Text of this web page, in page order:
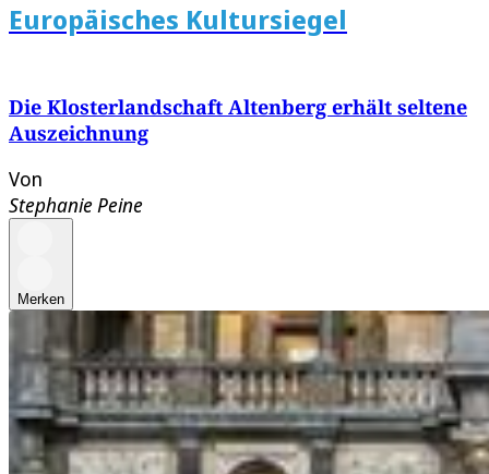
Europäisches Kultursiegel
Die Klosterlandschaft Altenberg erhält seltene
Auszeichnung
Von
Stephanie Peine
Merken